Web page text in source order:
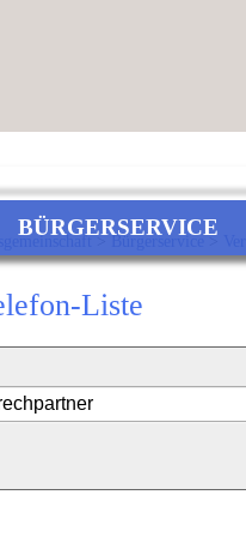
BÜRGERSERVICE
>Bürgerservice>
Liste